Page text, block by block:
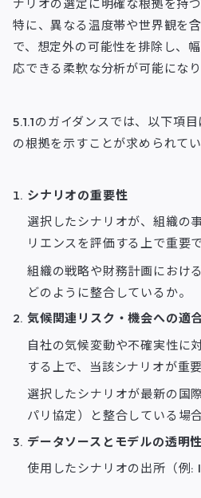
ナリオの選定に明確な根拠を持
特に、異なる温度帯や世界観を
で、想定外の可能性を排除し、
応できる柔軟な分析が可能になり
5.1.1のガイダンスでは、以下項
の根拠を示すことが求められてい
シナリオの重要性
選択したシナリオが、組織の
リエンスを評価する上で重要
組織の戦略や財務計画におけ
どのように整合しているか。
気候関連リスク・機会への適
自社の気候変動や不確実性に
する上で、当該シナリオが重
選択したシナリオが最新の国
パリ協定）と整合している場
データソースとモデルの透明性
使用したシナリオの出所（例: